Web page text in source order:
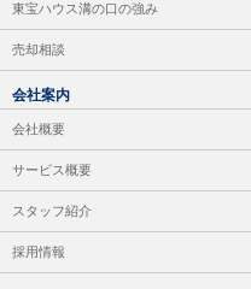
東宝ハウス溝の口の強み
売却相談
会社案内
会社概要
サービス概要
スタッフ紹介
採用情報